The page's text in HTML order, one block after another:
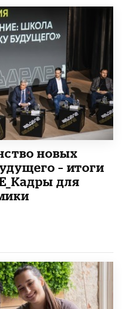
новых
– итоги
для